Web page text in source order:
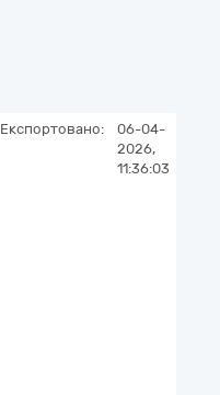
Експортовано:
06-04-
2026,
11:36:03